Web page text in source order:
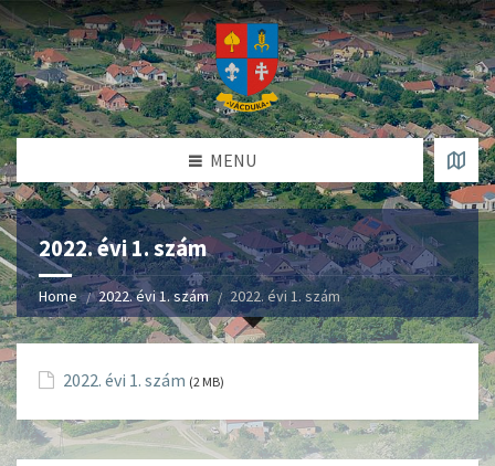
MENU
2022. évi 1. szám
Home 2022. évi 1. szám 2022. évi 1. szám
2022. évi 1. szám (2 MB)